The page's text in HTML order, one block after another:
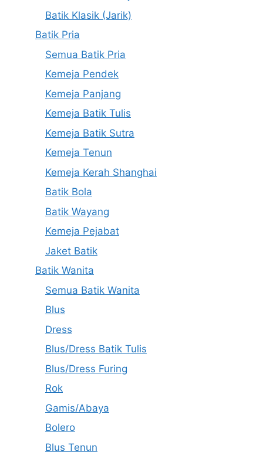
Batik Klasik (Jarik)
Batik Pria
Semua Batik Pria
Kemeja Pendek
Kemeja Panjang
Kemeja Batik Tulis
Kemeja Batik Sutra
Kemeja Tenun
Kemeja Kerah Shanghai
Batik Bola
Batik Wayang
Kemeja Pejabat
Jaket Batik
Batik Wanita
Semua Batik Wanita
Blus
Dress
Blus/Dress Batik Tulis
Blus/Dress Furing
Rok
Gamis/Abaya
Bolero
Blus Tenun